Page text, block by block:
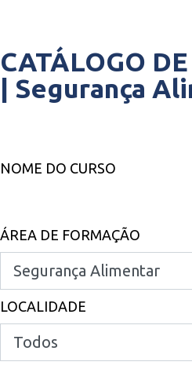
CATÁLOGO
| Segurança
NOME DO CURSO
ÁREA DE FORMAÇÃO
LOCALIDADE